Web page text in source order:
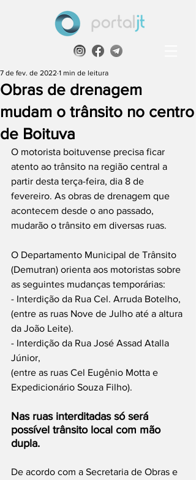
Obras de drenagem
mudam o trânsito no centro
de Boituva
7 de fev. de 2022 1 min de leitura
O motorista boituvense precisa ficar
atento ao trânsito na região central a
partir desta terça-feira, dia 8 de
fevereiro. As obras de drenagem que
acontecem desde o ano passado,
mudarão o trânsito em diversas ruas.
O Departamento Municipal de Trânsito
(Demutran) orienta aos motoristas sobre
as seguintes mudanças temporárias:
- Interdição da Rua Cel. Arruda Botelho,
(entre as ruas Nove de Julho até a altura
da João Leite).
- Interdição da Rua José Assad Atalla
Júnior,
(entre as ruas Cel Eugênio Motta e
Expedicionário Souza Filho).
Nas ruas interditadas só será
possível trânsito local com mão
dupla.
De acordo com a Secretaria de Obras e